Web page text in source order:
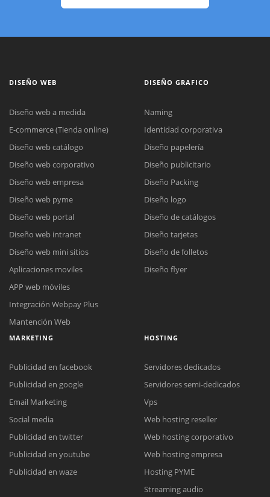
Reunión online
Meet para la reunión online.
Cotización
Chat Online
Todos nuestros ejecutivos están fuera de línea. Complete el formulario
DISEÑO WEB
Diseño web a medida
E-commerce (Tienda online)
Diseño web catálogo
Diseño web corporativo
Diseño web empresa
Diseño web pyme
Diseño web portal
Diseño web intranet
Diseño web mini sitios
Aplicaciones moviles
APP web móviles
Integración Webpay Plus
Mantención Web
DISEÑO GRAFICO
Naming
Identidad corporativa
Diseño papelería
Diseño publicitario
Diseño Packing
Diseño logo
Diseño de catálogos
Diseño tarjetas
Diseño de folletos
Diseño flyer
MARKETING
Publicidad en facebook
Publicidad en google
Email Marketing
Social media
Publicidad en twitter
Publicidad en youtube
Publicidad en waze
HOSTING
Servidores dedicados
Servidores semi-dedicados
Vps
Web hosting reseller
Web hosting corporativo
Web hosting empresa
Hosting PYME
Streaming audio